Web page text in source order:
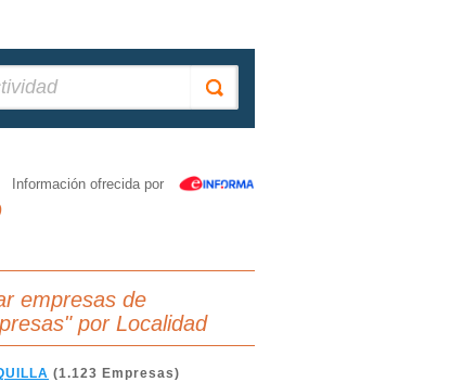
Información ofrecida por
empresas de
por Localidad
(1.123 Empresas)